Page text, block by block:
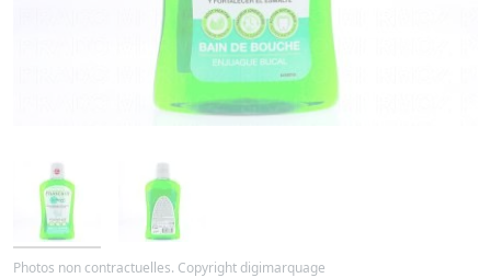
Photos non contractuelles. Copyright digimarquage